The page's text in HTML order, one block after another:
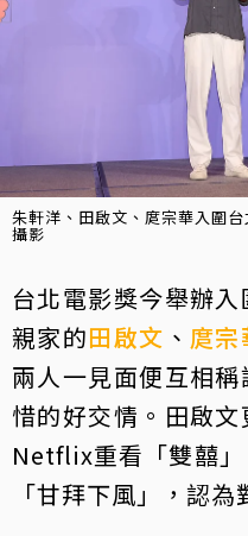
朱軒洋、田啟文、庹宗華入圍
攝影
台北電影獎今舉辦
親家的田啟文 、 庹宗
兩人一見面便互相
惜的好交情。田啟
Netflix重看「雙囍
「甘拜下風」，認